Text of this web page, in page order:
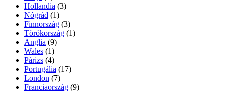
Hollandia (3)
Nógrád (1)
Finnország (3)
Törökország (1)
Anglia (9)
Wales (1)
Párizs (4)
Portugália (17)
London (7)
Franciaország (9)